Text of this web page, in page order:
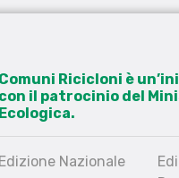
Comuni Ricicloni è
con il patrocinio del
Ecologica.
Edizione Nazionale